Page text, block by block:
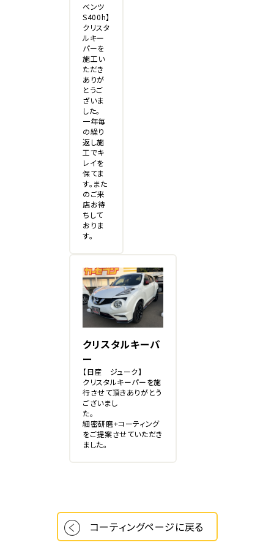
ベンツ
S400h】
クリスタ
ルキー
パーを
施工い
ただき
ありが
とうご
ざいま
した。
一年毎
の繰り
返し施
工でキ
レイを
保てま
す。また
のご来
店お待
ちして
おりま
す。
クリスタルキーパ
ー
【日産 ジューク】
クリスタルキーパーを施
行させて頂きありがとう
ございまし
た。
細密研磨+コーティング
をご提案させていただき
ました。
コーティングページに戻る